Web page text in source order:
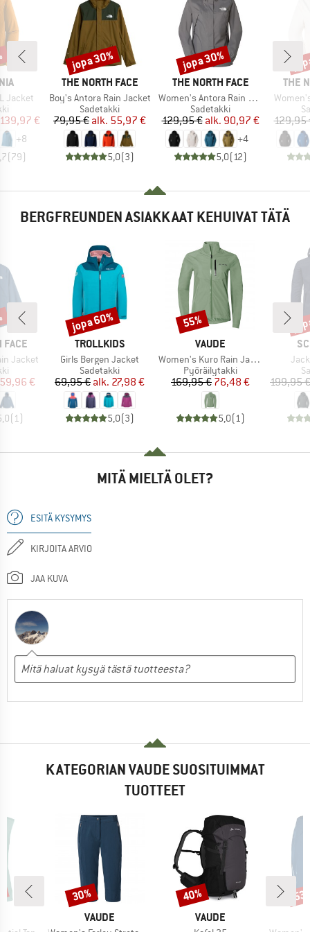
Jacket
hinta
139,97 €
+8
(79)
MERKKI
THE NORTH FACE
Tuote
Boy's Antora Rain Jacket
Tuoteryhmä
Sadetakki
Hinta
79,95 € Alennettu hinta
alk. 55,97 €
5,0(3)
Alennus
jopa 30%
MERKKI
THE NORTH FACE
Tuote
Women's Antora Rain Jacket
Tuoteryhmä
Sadetakki
Hinta
129,95 € Alennettu hinta
alk. 90,97 €
+4
5,0(12)
Alennus
jopa 30%
THE
Tuote
129,95
BERGFREUNDEN ASIAKKAAT KEHUIVAT TÄTÄ
FACE
Jacket
hinta
59,96 €
(1)
MERKKI
TROLLKIDS
Tuote
Girls Bergen Jacket
Tuoteryhmä
Sadetakki
Hinta
69,95 € Alennettu hinta
alk. 27,98 €
5,0(3)
Alennus
jopa 60%
MERKKI
VAUDE
Tuote
Women's Kuro Rain Jacket
Tuoteryhmä
Pyöräilytakki
Hinta
169,95 €Alennettu hinta
76,48 €
5,0(1)
Alennus
55%
199,95 €
MITÄ MIELTÄ OLET?
ESITÄ KYSYMYS
KIRJOITA ARVIO
JAA KUVA
KATEGORIAN VAUDE SUOSITUIMMAT
TUOTTEET
MERKKI
VAUDE
Alennus
30%
MERKKI
VAUDE
Alennus
40%